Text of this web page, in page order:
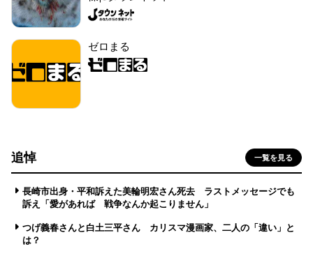
ゼロまる
追悼 一覧を見る
長崎市出身・平和訴えた美輪明宏さん死去 ラストメッセージでも
訴え「愛があれば 戦争なんか起こりません」
つげ義春さんと白土三平さん カリスマ漫画家、二人の「違い」と
は？